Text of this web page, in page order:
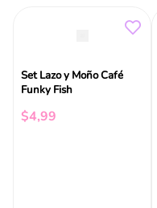
Set Lazo y Moño Café
Funky Fish
$4,99